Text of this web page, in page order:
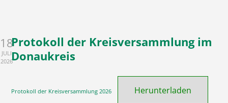
18
JULI
2026
Protokoll der Kreisversammlung im
Donaukreis
Protokoll der Kreisversammlung 2026 Herunterladen